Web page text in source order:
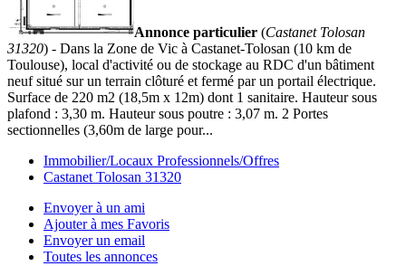
Annonce particulier (Castanet Tolosan
31320) - Dans la Zone de Vic à Castanet-Tolosan (10 km de
Toulouse), local d'activité ou de stockage au RDC d'un bâtiment
neuf situé sur un terrain clôturé et fermé par un portail électrique.
Surface de 220 m2 (18,5m x 12m) dont 1 sanitaire. Hauteur sous
plafond : 3,30 m. Hauteur sous poutre : 3,07 m. 2 Portes
sectionnelles (3,60m de large pour...
Immobilier/Locaux Professionnels/Offres
Castanet Tolosan 31320
Envoyer à un ami
Ajouter à mes Favoris
Envoyer un email
Toutes les annonces